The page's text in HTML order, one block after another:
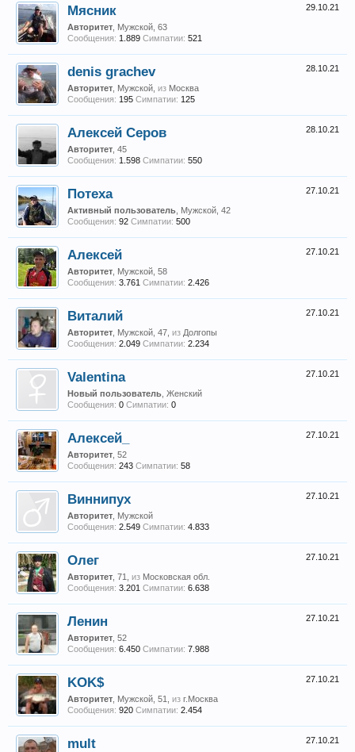
29.10.21
Мясник
Авторитет , Мужской, 63
Сообщения: 1.889 Симпатии: 521
28.10.21
denis grachev
Авторитет , Мужской, из Москва
Сообщения: 195 Симпатии: 125
28.10.21
Алексей Серов
Авторитет , 45
Сообщения: 1.598 Симпатии: 550
27.10.21
Потеха
Активный пользователь , Мужской, 42
Сообщения: 92 Симпатии: 500
27.10.21
Алексей
Авторитет , Мужской, 58
Сообщения: 3.761 Симпатии: 2.426
27.10.21
Виталий
Авторитет , Мужской, 47, из Долгопы
Сообщения: 2.049 Симпатии: 2.234
27.10.21
Valentina
Новый пользователь , Женский
Сообщения: 0 Симпатии: 0
27.10.21
Алексей_
Авторитет , 52
Сообщения: 243 Симпатии: 58
27.10.21
Виннипух
Авторитет , Мужской
Сообщения: 2.549 Симпатии: 4.833
27.10.21
Олег
Авторитет , 71, из Московская обл.
Сообщения: 3.201 Симпатии: 6.638
27.10.21
Ленин
Авторитет , 52
Сообщения: 6.450 Симпатии: 7.988
27.10.21
KOK$
Авторитет , Мужской, 51, из г.Москва
Сообщения: 920 Симпатии: 2.454
27.10.21
mult